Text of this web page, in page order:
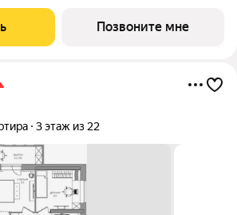
жизнью и ощущением спокойствия.
Позвоните мне
3 этаж из 22